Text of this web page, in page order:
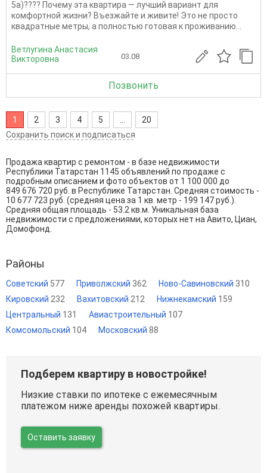
5а)???? Почему эта квартира — лучший вариант для
комфортной жизни? Въезжайте и живите! Это не просто
квадратные метры, а полностью готовая к проживанию...
Ветлугина Анастасия
Викторовна
03.08
Позвонить
1 2 3 4 5
20
Сохранить поиск и подписаться
Продажа квартир с ремонтом - в базе недвижимости
Республики Татарстан 1145 объявлений по продаже с
подробным описанием и фото объектов от 1 100 000 до
849 676 720 руб. в Республике Татарстан. Средняя стоимость -
10 677 723 руб. (средняя цена за 1 кв. метр - 199 147 руб.).
Средняя общая площадь - 53.2 кв.м. Уникальная база
недвижимости с предложениями, которых нет на Авито, Циан,
Домофонд.
Районы
Советский 577 Приволжский 362 Ново-Савиновский 310
Кировский 232 Вахитовский 212 Нижнекамский 159
Центральный 131 Авиастроительный 107
Комсомольский 104 Московский 88
Подберем квартиру в новостройке!
Низкие ставки по ипотеке с ежемесячным
платежом ниже аренды похожей квартиры.
Оставить заявку